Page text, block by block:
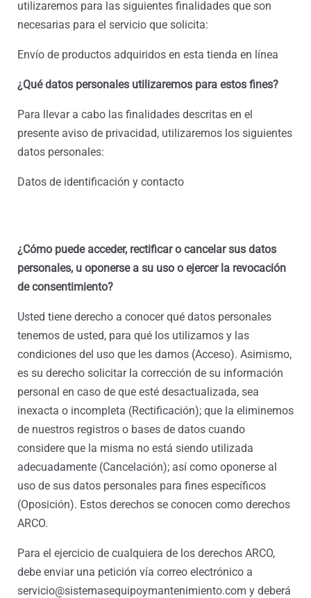
utilizaremos para las siguientes finalidades que son
necesarias para el servicio que solicita:
Envío de productos adquiridos en esta tienda en línea
¿Qué datos personales utilizaremos para estos fines?
Para llevar a cabo las finalidades descritas en el
presente aviso de privacidad, utilizaremos los siguientes
datos personales:
Datos de identificación y contacto
¿Cómo puede acceder, rectificar o cancelar sus datos
personales, u oponerse a su uso o ejercer la revocación
de consentimiento?
Usted tiene derecho a conocer qué datos personales
tenemos de usted, para qué los utilizamos y las
condiciones del uso que les damos (Acceso). Asimismo,
es su derecho solicitar la corrección de su información
personal en caso de que esté desactualizada, sea
inexacta o incompleta (Rectificación); que la eliminemos
de nuestros registros o bases de datos cuando
considere que la misma no está siendo utilizada
adecuadamente (Cancelación); así como oponerse al
uso de sus datos personales para fines específicos
(Oposición). Estos derechos se conocen como derechos
ARCO.
Para el ejercicio de cualquiera de los derechos ARCO,
debe enviar una petición vía correo electrónico a
servicio@sistemasequipoymantenimiento.com y deberá